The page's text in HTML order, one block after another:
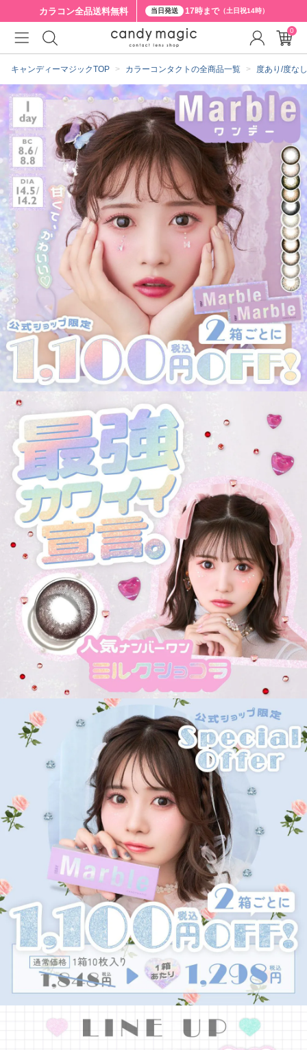
カラコン全品送料無料 当日発送 17時まで（土日祝14時）
キャンディーマジックTOP カラーコンタクトの全商品一覧 度あり/度な
0
クーポン詳細